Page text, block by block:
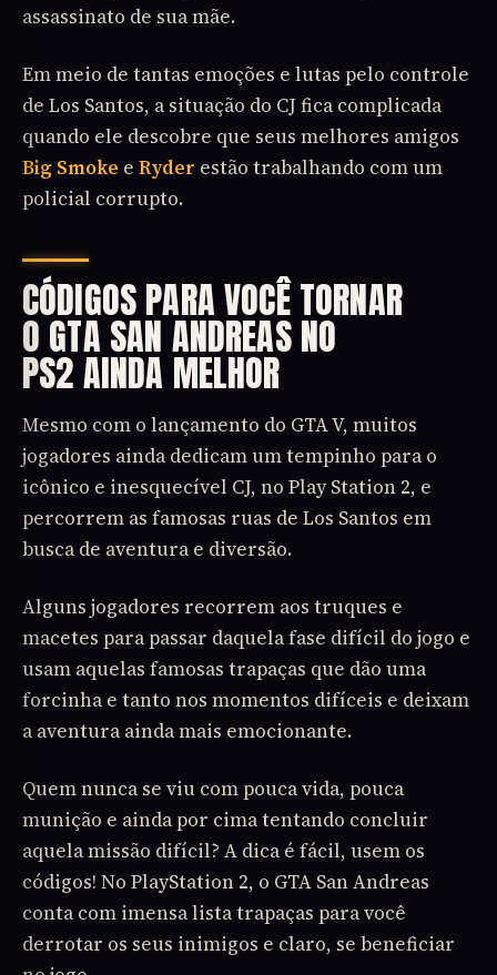
assassinato de sua mãe.
Em meio de tantas emoções e lutas pelo controle
de Los Santos, a situação do CJ fica complicada
quando ele descobre que seus melhores amigos
Big Smoke e Ryder estão trabalhando com um
policial corrupto.
CÓDIGOS PARA VOCÊ TORNAR
O GTA SAN ANDREAS NO
PS2 AINDA MELHOR
Mesmo com o lançamento do GTA V, muitos
jogadores ainda dedicam um tempinho para o
icônico e inesquecível CJ, no Play Station 2, e
percorrem as famosas ruas de Los Santos em
busca de aventura e diversão.
Alguns jogadores recorrem aos truques e
macetes para passar daquela fase difícil do jogo e
usam aquelas famosas trapaças que dão uma
forcinha e tanto nos momentos difíceis e deixam
a aventura ainda mais emocionante.
Quem nunca se viu com pouca vida, pouca
munição e ainda por cima tentando concluir
aquela missão difícil? A dica é fácil, usem os
códigos! No PlayStation 2, o GTA San Andreas
conta com imensa lista trapaças para você
derrotar os seus inimigos e claro, se beneficiar